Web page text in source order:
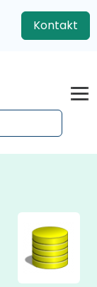
Kontakt